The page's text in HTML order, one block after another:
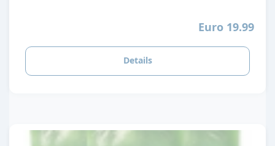
Euro 19.99
Details